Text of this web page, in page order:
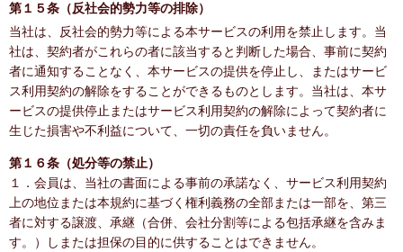
第１５条（反社会的勢力等の排除）
当社は、反社会的勢力等による本サービスの利用を禁止します。当
社は、契約者がこれらの者に該当すると判断した場合、事前に契約
者に通知することなく、本サービスの提供を停止し、またはサービ
ス利用契約の解除をすることができるものとします。当社は、本サ
ービスの提供停止またはサービス利用契約の解除によって契約者に
生じた損害や不利益について、一切の責任を負いません。
第１６条（処分等の禁止）
１．会員は、当社の書面による事前の承諾なく、サービス利用契約
上の地位または本規約に基づく権利義務の全部または一部を、第三
者に対する譲渡、承継（合併、会社分割等による包括承継を含みま
す。）しまたは担保の目的に供することはできません。